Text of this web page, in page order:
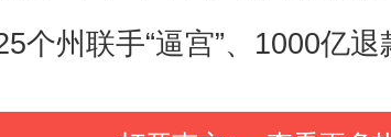
蓝图绘就广东高质量发展